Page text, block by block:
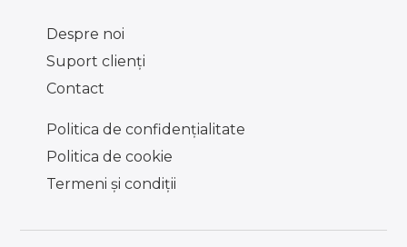
Despre noi
Suport clienţi
Contact
Politica de confidențialitate
Politica de cookie
Termeni şi condiţii